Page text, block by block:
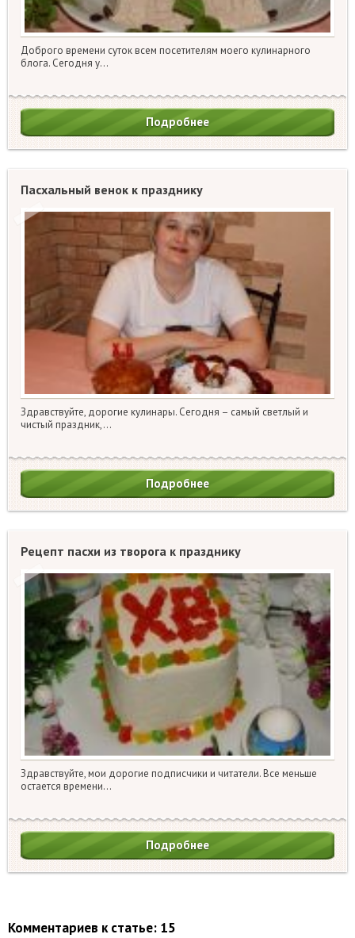
Доброго времени суток всем посетителям моего кулинарного
блога. Сегодня у…
Подробнее
Пасхальный венок к празднику
Здравствуйте, дорогие кулинары. Сегодня – самый светлый и
чистый праздник,…
Подробнее
Рецепт пасхи из творога к празднику
Здравствуйте, мои дорогие подписчики и читатели. Все меньше
остается времени…
Подробнее
Комментариев к статье: 15